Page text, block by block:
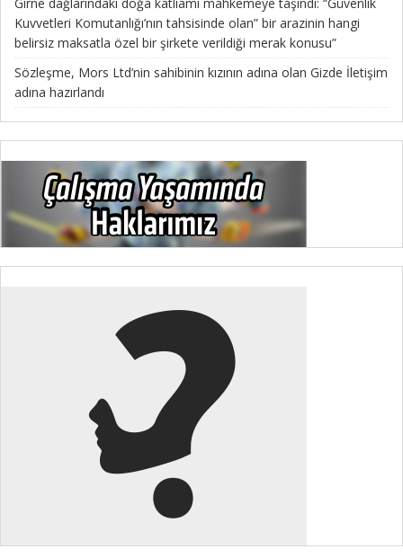
Girne dağlarındaki doğa katliamı mahkemeye taşındı: “Güvenlik
Kuvvetleri Komutanlığı’nın tahsisinde olan” bir arazinin hangi
belirsiz maksatla özel bir şirkete verildiği merak konusu”
Sözleşme, Mors Ltd’nin sahibinin kızının adına olan Gizde İletişim
adına hazırlandı